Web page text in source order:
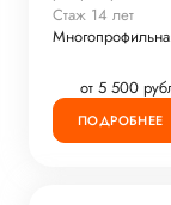
Стаж 14 лет
от 5 500
ПОДРОБНЕЕ